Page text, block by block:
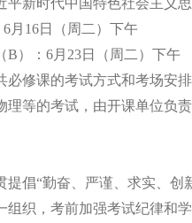
平新时代中国特色社会主义
6月16日（周二）下午
B）：6月23日（周二）下午
必修课的考试方式和考场安
理等的考试，由开课单位负责
提倡“勤奋、严谨、求实、创
组织，考前加强考试纪律和学